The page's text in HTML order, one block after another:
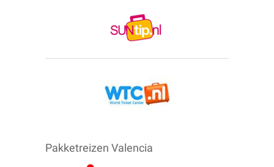
Pakketreizen Valencia